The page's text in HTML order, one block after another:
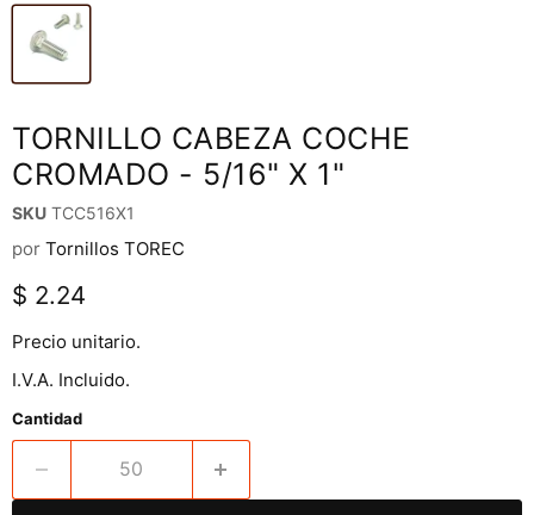
TORNILLO CABEZA COCHE
CROMADO - 5/16" X 1"
SKU TCC516X1
por Tornillos TOREC
Precio actual
$ 2.24
Precio unitario.
I.V.A. Incluido.
Cantidad